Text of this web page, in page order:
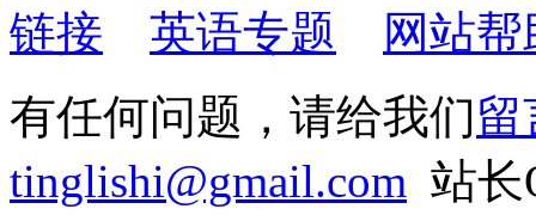
链接
英语专题
网站帮
有任何问题，请给我们留
tinglishi@gmail.com 站长